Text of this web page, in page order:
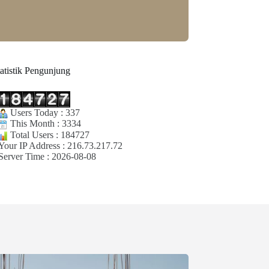
Pengunjung
Users Today : 337
This Month : 3334
Total Users : 184727
IP Address : 216.73.217.72
Time : 2026-08-08